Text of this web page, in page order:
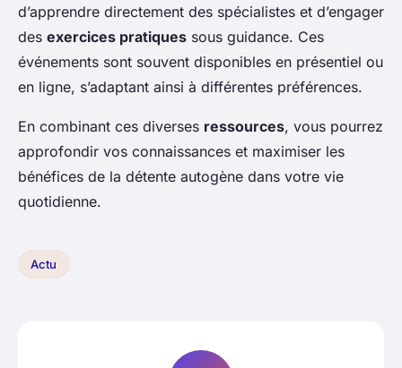
d’apprendre directement des spécialistes et d’engager
des exercices pratiques sous guidance. Ces
événements sont souvent disponibles en présentiel ou
en ligne, s’adaptant ainsi à différentes préférences.
En combinant ces diverses ressources, vous pourrez
approfondir vos connaissances et maximiser les
bénéfices de la détente autogène dans votre vie
quotidienne.
Actu